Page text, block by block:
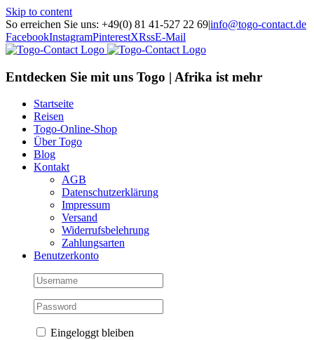
Skip to content
So erreichen Sie uns: +49(0) 81 41-527 22 69|info@togo-contact.de
FacebookInstagramPinterestXRssE-Mail
Entdecken Sie mit uns Togo | Afrika ist mehr
Startseite
Reisen
Togo-Online-Shop
Über Togo
Blog
Kontakt
AGB
Datenschutzerklärung
Impressum
Versand
Widerrufsbelehrung
Zahlungsarten
Benutzerkonto
Eingeloggt bleiben